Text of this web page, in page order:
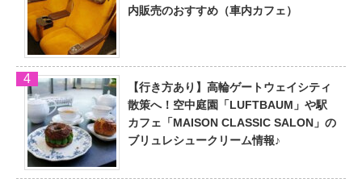
内販売のおすすめ（車内カフェ）
【行き方あり】高輪ゲートウェイシティ
散策へ！空中庭園「LUFTBAUM」や駅
カフェ「MAISON CLASSIC SALON」の
ブリュレシュークリーム情報♪